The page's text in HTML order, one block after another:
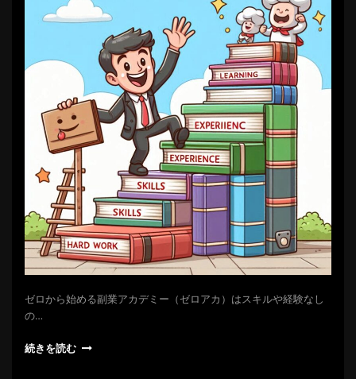
ゼロから始める副業アカデミー（ゼロアカ）はスキルや経験なし
の…
続きを読む